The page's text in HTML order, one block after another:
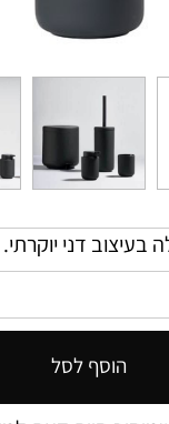
דני יוקרתי.
הוסף לסל